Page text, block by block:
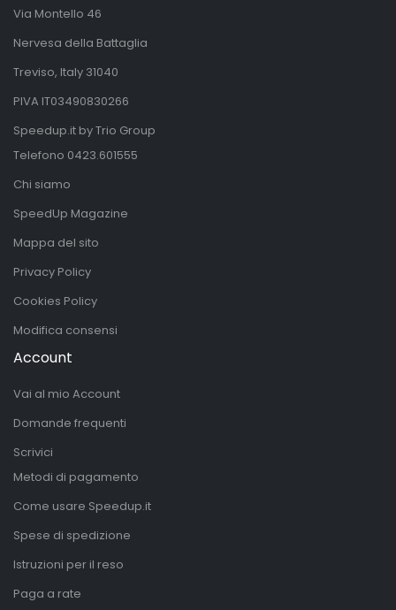
Via Montello 46
Nervesa della Battaglia
Treviso, Italy 31040
PIVA IT03490830266
Speedup.it by Trio Group
Telefono 0423.601555
Chi siamo
SpeedUp Magazine
Mappa del sito
Privacy Policy
Cookies Policy
Modifica consensi
Account
Vai al mio Account
Domande frequenti
Scrivici
Metodi di pagamento
Come usare Speedup.it
Spese di spedizione
Istruzioni per il reso
Paga a rate